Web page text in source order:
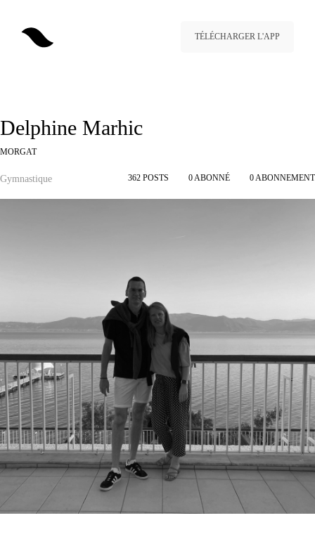
TÉLÉCHARGER L'APP
Delphine Marhic
MORGAT
362 POSTS 0ABONNÉ 0ABONNEMENT
Gymnastique